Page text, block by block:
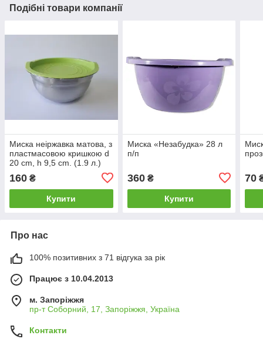
Подібні товари компанії
Миска неіржавка матова, з
пластмасовою кришкою d
20 cm, h 9,5 cm. (1.9 л.)
160 ₴
Купити
Миска «Незабудка» 28 л
п/п
360₴
Купити
70
Про нас
100% позитивних з 71 відгука за рік
Працює з 10.04.2013
м. Запоріжжя
пр-т Соборний, 17, Запоріжжя, Україна
Контакти